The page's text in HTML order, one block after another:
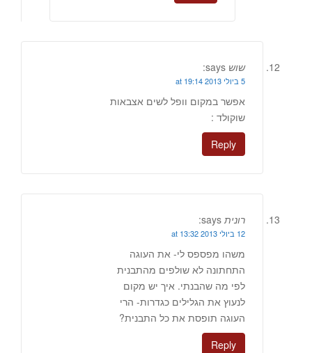
שוש says:
5 ביולי 2013 at 19:14
אפשר במקום וופל לשים אצבאות
שוקולד :
Reply
רונית says:
12 ביולי 2013 at 13:32
משהו מפספס לי- את העוגה
התחתונה לא שולפים מהתבנית
לפי מה שהבנתי. איך יש מקום
לנעוץ את הגלילים כגדרות- הרי
העוגה תופסת את כל התבנית?
Reply